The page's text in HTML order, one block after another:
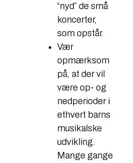
“nyd” de små
koncerter,
som opstår.
Vær
opmærksom
på, at der vil
være op- og
nedperioder i
ethvert barns
musikalske
udvikling.
Mange gange